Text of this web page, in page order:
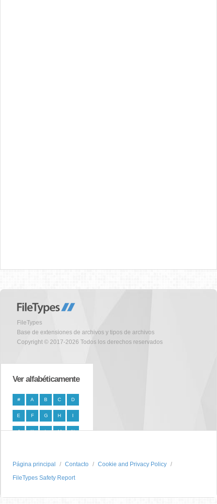
FileTypes
Base de extensiones de archivos y tipos de archivos
Copyright © 2017-2026 Todos los derechos reservados
Ver alfabéticamente
# A B C D
E F G H I
J K L M N
T U V W X
Y Z
Página principal Contacto
Cookie and Privacy Policy
FileTypes Safety Report